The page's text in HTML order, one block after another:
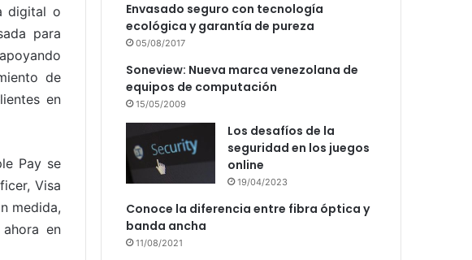
digital o
para
de
en
Pay se
Visa
medida,
en
Envasado seguro con tecnología
ecológica y garantía de pureza
05/08/2017
Soneview: Nueva marca venezolana de
equipos de computación
15/05/2009
Los desafíos de la
seguridad en los juegos
online
19/04/2023
Conoce la diferencia entre fibra óptica y
banda ancha
11/08/2021